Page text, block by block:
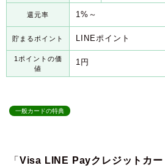
還元率 1%～
貯まるポイント LINEポイント
1ポイントの価
値
1円
一般カードの特典
「 Visa LINE Payクレジットカー